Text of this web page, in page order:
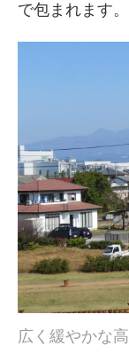
で包まれます。
広く緩やかな